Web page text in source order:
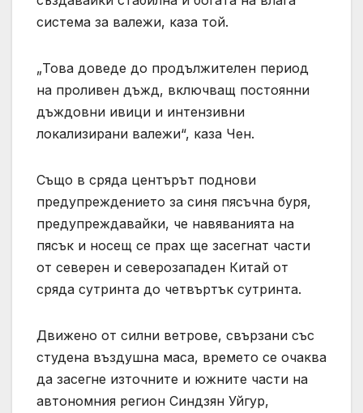
система за валежи, каза той.
„Това доведе до продължителен период
на проливен дъжд, включващ постоянни
дъждовни ивици и интензивни
локализирани валежи“, каза Чен.
Също в сряда центърът поднови
предупреждението за синя пясъчна буря,
предупреждавайки, че навяванията на
пясък и носещ се прах ще засегнат части
от северен и северозападен Китай от
сряда сутринта до четвъртък сутринта.
Движено от силни ветрове, свързани със
студена въздушна маса, времето се очаква
да засегне източните и южните части на
автономния регион Синдзян Уйгур,